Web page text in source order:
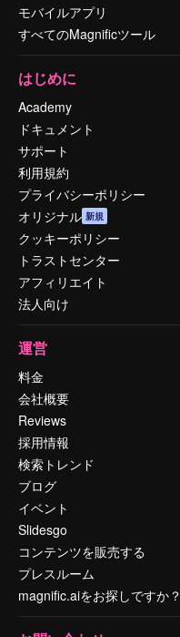
モバイルアプリ
すべてのMagnificツール
はじめに
Academy
ドキュメント
サポート
利用規約
プライバシーポリシー
オリジナル 新規
クッキーポリシー
トラストセンター
アフィリエイト
法人向け
運営
料金
会社概要
Reviews
採用情報
検索トレンド
ブログ
イベント
Slidesgo
コンテンツを販売する
プレスルーム
magnific.aiをお探しですか？